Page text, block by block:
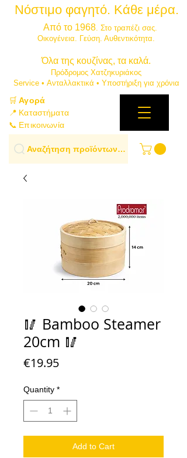
Νόστιμο φαγητό. Κάθε μέρα.
Από το 1968. Στο τραπέζι σας.
​Οικογένεια. Γεύση. Αυθεντικότητα.
​Όλα της κουζίνας, τα καλά.
Πρόδρομος Χατζηκυριάκος
​Service • Ανταλλακτικά • Υποστήριξη για χρόνια
🛒Αγορά
📍 Καταστήματα
📞 Επικοινωνία
Αναζήτηση προϊόντων…
🥢 Bamboo Steamer
20cm 🥢
€19.95Price
Quantity *
Add to Cart